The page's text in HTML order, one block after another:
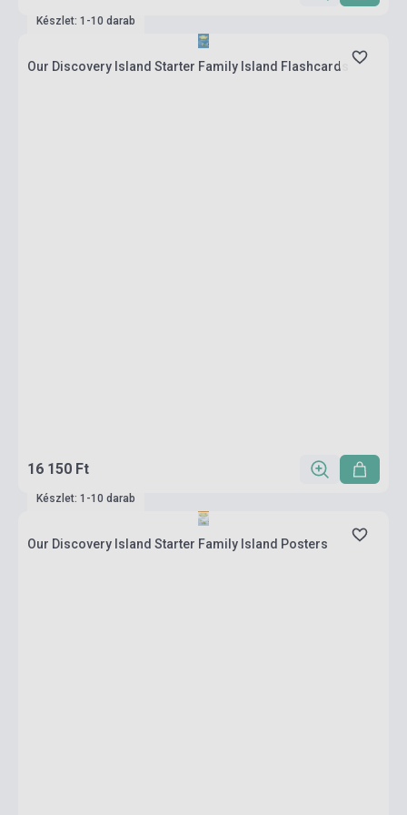
Készlet: 1-10 darab
Our Discovery Island Starter Family Island Flashcards
16 150 Ft
Készlet: 1-10 darab
Our Discovery Island Starter Family Island Posters